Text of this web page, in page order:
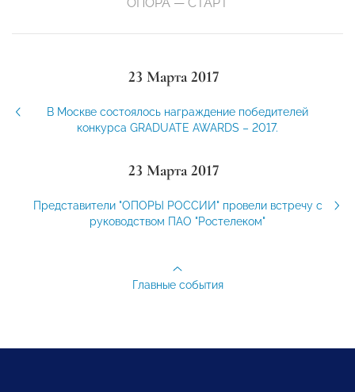
23 Марта 2017
В Москве состоялось награждение победителей
конкурса GRADUATE AWARDS – 2017.
23 Марта 2017
Представители "ОПОРЫ РОССИИ" провели встречу с
руководством ПАО "Ростелеком"
Главные события